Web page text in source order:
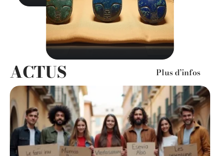
ACTUS Plus d’infos